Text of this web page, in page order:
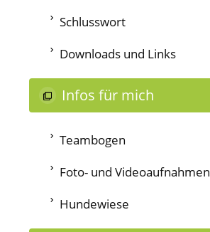
Schlusswort
Downloads und Links
Infos für mich
Teambogen
Foto- und Videoaufnahmen
Hundewiese